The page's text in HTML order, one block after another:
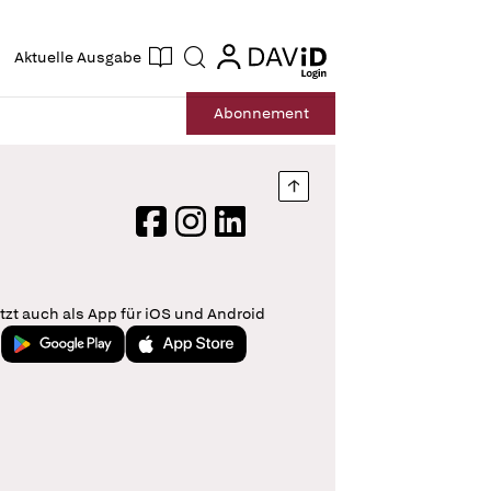
Aktuelle Ausgabe Suche login
login
Abonnement
Nach oben springen
FacebookInstagram
LinkedIn
auch als App für iOS und Android
Jetzt bei Google PlayLaden im App Store